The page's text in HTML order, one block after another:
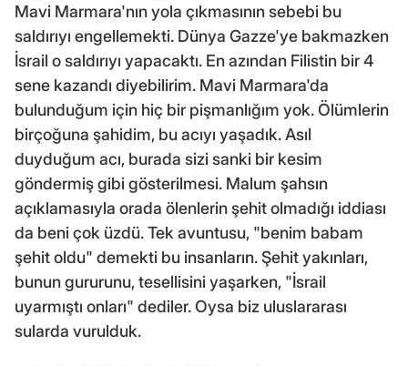
Mavi Marmara'nın yola çıkmasının sebebi bu
saldırıyı engellemekti. Dünya Gazze'ye bakmazken
İsrail o saldırıyı yapacaktı. En azından Filistin bir 4
sene kazandı diyebilirim. Mavi Marmara'da
bulunduğum için hiç bir pişmanlığım yok. Ölümlerin
birçoğuna şahidim, bu acıyı yaşadık. Asıl
duyduğum acı, burada sizi sanki bir kesim
göndermiş gibi gösterilmesi. Malum şahsın
açıklamasıyla orada ölenlerin şehit olmadığı iddiası
da beni çok üzdü. Tek avuntusu, "benim babam
şehit oldu" demekti bu insanların. Şehit yakınları,
bunun gururunu, tesellisini yaşarken, "İsrail
uyarmıştı onları" dediler. Oysa biz uluslararası
sularda vurulduk.